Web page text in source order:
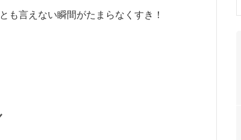
も言えない瞬間がたまらなくすき！